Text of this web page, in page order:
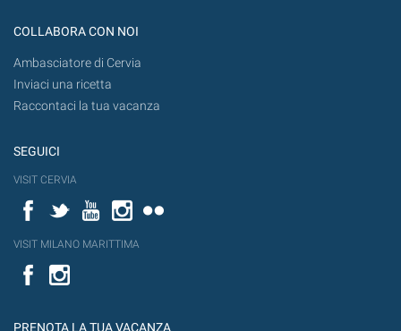
COLLABORA CON NOI
Ambasciatore di Cervia
Inviaci una ricetta
Raccontaci la tua vacanza
SEGUICI
VISIT CERVIA
FacebookTwitterYouTubeInstagram
VISIT MILANO MARITTIMA
Facebook
PRENOTA LA TUA VACANZA